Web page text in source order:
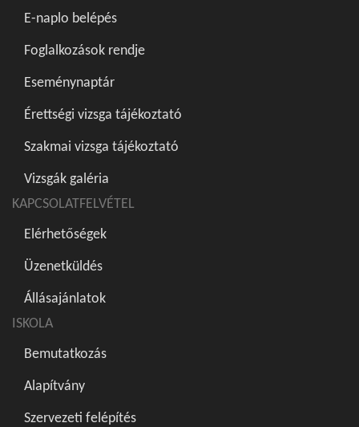
E-naplo belépés
Foglalkozások rendje
Eseménynaptár
Érettségi vizsga tájékoztató
Szakmai vizsga tájékoztató
Vizsgák galéria
KAPCSOLATFELVÉTEL
Elérhetőségek
Üzenetküldés
Állásajánlatok
ISKOLA
Bemutatkozás
Alapítvány
Szervezeti felépítés